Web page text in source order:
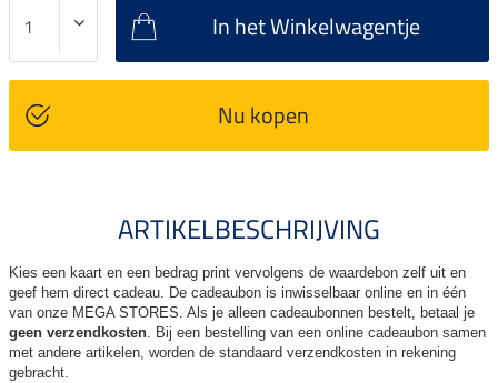
In het Winkelwagentje
Nu kopen
ARTIKELBESCHRIJVING
Kies een kaart en een bedrag print vervolgens de waardebon zelf uit en
geef hem direct cadeau. De cadeaubon is inwisselbaar online en in één
van onze MEGA STORES. Als je alleen cadeaubonnen bestelt, betaal je
geen verzendkosten. Bij een bestelling van een online cadeaubon samen
met andere artikelen, worden de standaard verzendkosten in rekening
gebracht.